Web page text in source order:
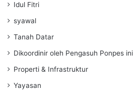
Idul Fitri
syawal
Tanah Datar
Dikoordinir oleh Pengasuh Ponpes ini
Properti & Infrastruktur
Yayasan